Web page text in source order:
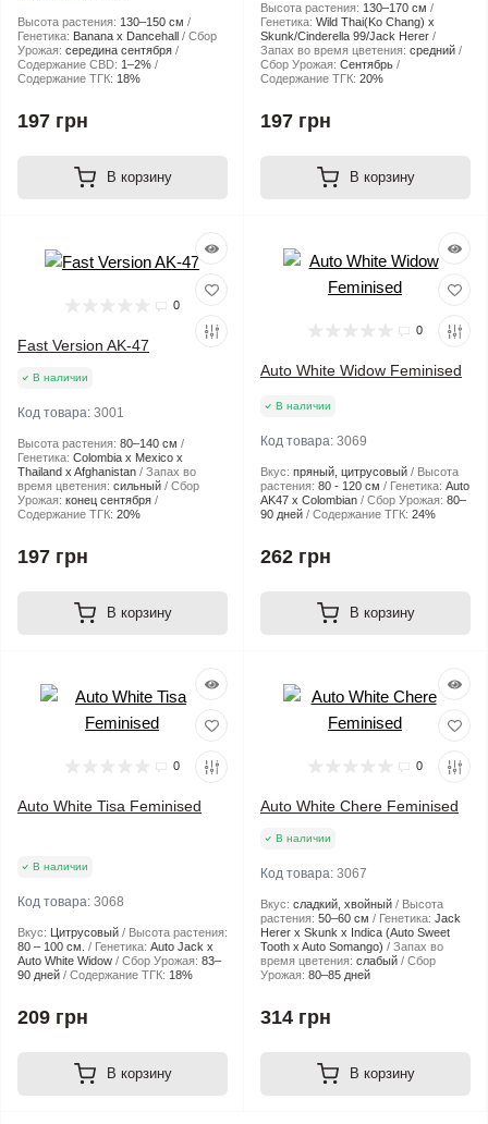
Высота растения: 130–150 см
Генетика: Banana x Dancehall
Сбор
Урожая: середина сентября
Содержание CBD: 1–2%
Содержание ТГК: 18%
197 грн
В корзину
Высота растения: 130–170 см
Генетика: Wild Thai(Ko Chang) x
Skunk/Cinderella 99/Jack Herer
Запах во время цветения: средний
Сбор Урожая: Сентябрь
Содержание ТГК: 20%
197 грн
В корзину
0
Fast Version AK-47
В наличии
Код товара: 3001
Высота растения: 80–140 см
Генетика: Colombia x Mexico x
Thailand x Afghanistan
Запах во
время цветения: сильный
Сбор
Урожая: конец сентября
Содержание ТГК: 20%
197 грн
В корзину
0
Auto White Widow Feminised
В наличии
Код товара: 3069
Вкус: пряный, цитрусовый
Высота
растения: 80 - 120 см Генетика: Auto
AK47 x Colombian
Сбор Урожая: 80–
90 дней
Содержание ТГК: 24%
262 грн
В корзину
0
Auto White Tisa Feminised
В наличии
Код товара: 3068
Вкус: Цитрусовый
Высота растения:
80 – 100 см.
Генетика: Auto Jack x
Auto White Widow
Сбор Урожая: 83–
90 дней
Содержание ТГК: 18%
209 грн
В корзину
0
Auto White Chere Feminised
В наличии
Код товара: 3067
Вкус: сладкий, хвойный
Высота
растения: 50–60 см Генетика: Jack
Herer x Skunk x Indica (Auto Sweet
Tooth x Auto Somango)
Запах во
время цветения: слабый
Сбор
Урожая: 80–85 дней
314 грн
В корзину